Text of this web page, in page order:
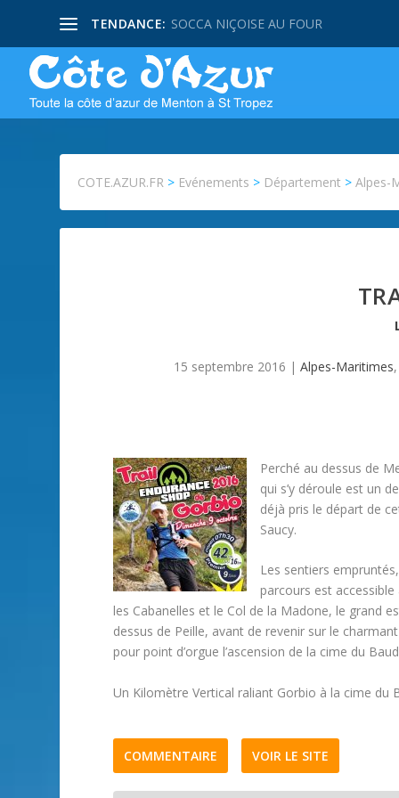
TENDANCE: SOCCA NIÇOISE AU FOUR
COTE.AZUR.FR > Evénements > Département >Alpes-
15 septembre 2016 | Alpes-Maritimes
Perché au dessus de
qui s’y déroule est un
déjà pris le départ de
Saucy.
Les sentiers
parcours est
les Cabanelles et le Col de la Madone, le grand
dessus de Peille, avant de revenir sur le
pour point d’orgue l’ascension de la cime du
Un Kilomètre Vertical raliant Gorbio à la cime
COMMENTAIRE VOIR LE SITE